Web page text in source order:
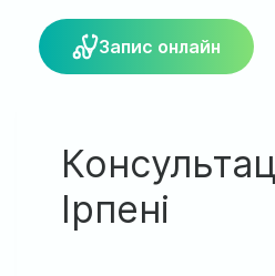
Запис онлайн
Ірпені